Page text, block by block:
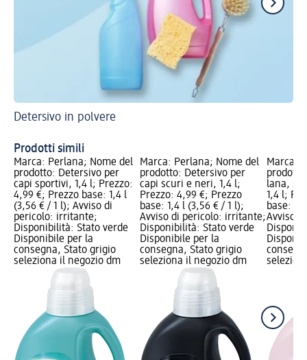
Detersivo in polvere
Prodotti simili
Marca: Perlana; Nome del
prodotto: Detersivo per
capi sportivi, 1,4 l; Prezzo:
4,99 €; Prezzo base: 1,4 l
(3,56 € / 1 l); Avviso di
pericolo: irritante;
Disponibilità: Stato verde
Disponibile per la
consegna, Stato grigio
seleziona il negozio dm
Marca: Perlana; Nome del
prodotto: Detersivo per
capi scuri e neri, 1,4 l;
Prezzo: 4,99 €; Prezzo
base: 1,4 l (3,56 € / 1 l);
Avviso di pericolo: irritante;
Disponibilità: Stato verde
Disponibile per la
consegna, Stato grigio
seleziona il negozio dm
Marca:
lana,
1,4 l;
base:
Avviso